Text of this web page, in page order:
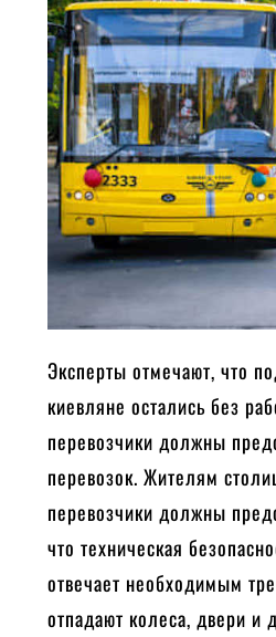
Эксперты отмечают, что
киевляне остались без
перевозчики должны
перевозок. Жителям
перевозчики должны
что техническая
отвечает необходимым
отпадают колеса, двери и